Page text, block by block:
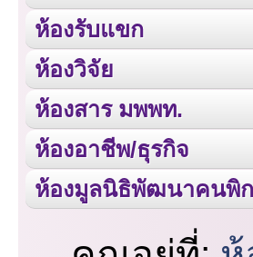
ห้องรับแขก
ห้องวิจัย
ห้องสาร มพพท.
ห้องอาชีพ/ธุรกิจ
ห้องมูลนิธิพัฒนาคนพิ